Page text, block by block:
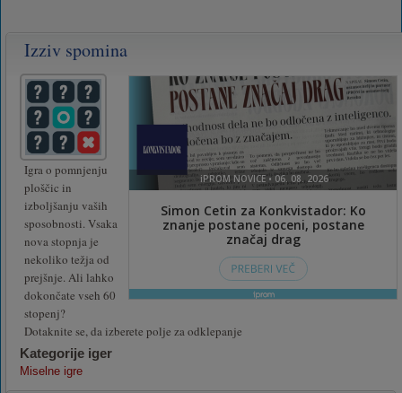
Izziv spomina
Igra o pomnjenju
ploščic in
izboljšanju vaših
sposobnosti. Vsaka
nova stopnja je
nekoliko težja od
prejšnje. Ali lahko
dokončate vseh 60
stopenj?
Dotaknite se, da izberete polje za odklepanje
Kategorije iger
Miselne igre